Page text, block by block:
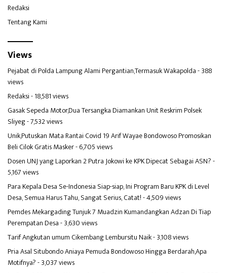
Redaksi
Tentang Kami
Views
Pejabat di Polda Lampung Alami Pergantian,Termasuk Wakapolda- 388
views
Redaksi- 18,581 views
Gasak Sepeda Motor,Dua Tersangka Diamankan Unit Reskrim Polsek
Sliyeg- 7,532 views
Unik,Putuskan Mata Rantai Covid 19 Arif Wayae Bondowoso Promosikan
Beli Cilok Gratis Masker- 6,705 views
Dosen UNJ yang Laporkan 2 Putra Jokowi ke KPK Dipecat Sebagai ASN?-
5,167 views
Para Kepala Desa Se-Indonesia Siap-siap, Ini Program Baru KPK di Level
Desa, Semua Harus Tahu, Sangat Serius, Catat!- 4,509 views
Pemdes Mekargading Tunjuk 7 Muadzin Kumandangkan Adzan Di Tiap
Perempatan Desa- 3,630 views
Tarif Angkutan umum Cikembang Lembursitu Naik- 3,108 views
Pria Asal Situbondo Aniaya Pemuda Bondowoso Hingga Berdarah,Apa
Motifnya?- 3,037 views